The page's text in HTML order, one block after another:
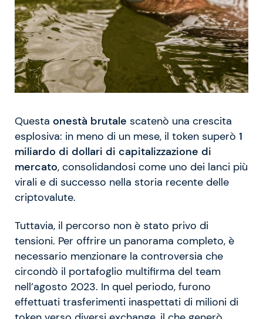
Questa onestà brutale scatenò una crescita
esplosiva: in meno di un mese, il token superò 1
miliardo di dollari di capitalizzazione di
mercato, consolidandosi come uno dei lanci più
virali e di successo nella storia recente delle
criptovalute.
Tuttavia, il percorso non è stato privo di
tensioni. Per offrire un panorama completo, è
necessario menzionare la controversia che
circondò il portafoglio multifirma del team
nell’agosto 2023. In quel periodo, furono
effettuati trasferimenti inaspettati di milioni di